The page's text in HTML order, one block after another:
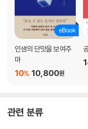
한국의 기회: 어떤 행동이 발
한국의 개혁: 지금과 다른 삶
한국의 선택지: 주어진 선택
한국의 새 이름: 그것은 구성
한국의 기적: 기적이란 무엇
한국의 보수: 〈그랜 토리노〉
한국의 멸망: 공동체의 생멸
인생의 단맛을 보여주
마
10,800원
10%
관련 분류